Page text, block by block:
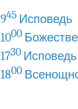
945 Исповедь
1000
1730 Исповедь
1800